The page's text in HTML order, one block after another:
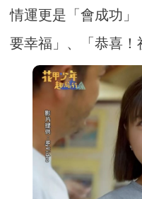
情運更是「會成功
要幸福」、「恭喜！